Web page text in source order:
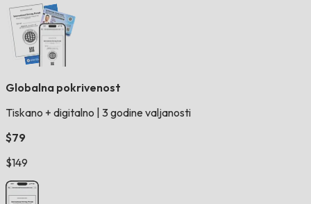
Globalna pokrivenost
Tiskano + digitalno 3 godine valjanosti
$79
$149